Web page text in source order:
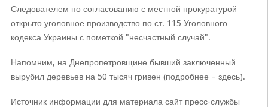
Следователем по согласованию с местной прокуратурой
открыто уголовное производство по ст. 115 Уголовного
кодекса Украины с пометкой "несчастный случай".
Напомним, на Днепропетровщине бывший заключенный
вырубил деревьев на 50 тысяч гривен (подробнее – здесь).
Источник информации для материала сайт пресс-службы